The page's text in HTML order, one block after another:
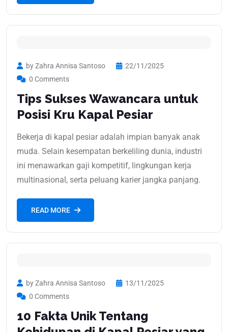
by Zahra Annisa Santoso
22/11/2025
0 Comments
Tips Sukses Wawancara untuk
Posisi Kru Kapal Pesiar
Bekerja di kapal pesiar adalah impian banyak anak
muda. Selain kesempatan berkeliling dunia, industri
ini menawarkan gaji kompetitif, lingkungan kerja
multinasional, serta peluang karier jangka panjang.
READ MORE
by Zahra Annisa Santoso
13/11/2025
0 Comments
10 Fakta Unik Tentang